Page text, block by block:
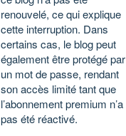
renouvelé, ce qui explique
cette interruption. Dans
certains cas, le blog peut
également être protégé par
un mot de passe, rendant
son accès limité tant que
l’abonnement premium n’a
pas été réactivé.